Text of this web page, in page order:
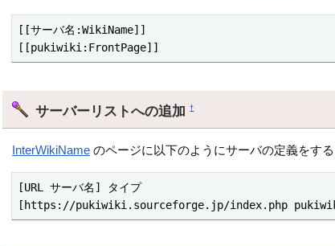
[[サーバ名:WikiName]]
[[pukiwiki:FrontPage]]
サーバーリストへの追加†
InterWikiName のページに以下のようにサーバの定義をす
[URL サーバ名] タイプ
[https://pukiwiki.sourceforge.jp/index.php